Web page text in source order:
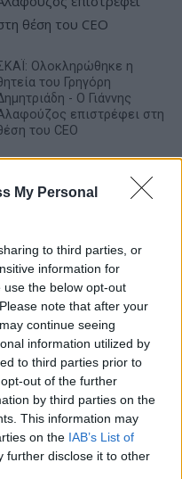
My Personal
to third parties, or
information for
the below opt-out
note that after your
continue seeing
information utilized by
to third parties prior to
out of the further
by third parties on the
This information may
on the IAB’s List of
further disclose it to other
Ολοκληρώθηκε η
του Γρηγόρη
- Ο Γιάννης
επιστρέφει στη
του CEO
451 επιχειρήσεις
Κάλυψη εισφορών
Toyota φέρνει νέα γενιά
μπαταριών για τα υβριδικά